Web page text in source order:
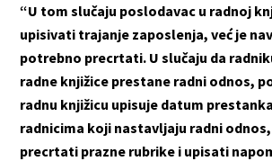
“U tom slučaju poslodavac u radnoj
upisivati trajanje zaposlenja, već je
potrebno precrtati. U slučaju da
radne knjižice prestane radni odnos,
radnu knjižicu upisuje datum
radnicima koji nastavljaju radni
precrtati prazne rubrike i upisati